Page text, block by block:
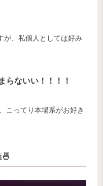
が、私個人としては好み
らないい！！！！
こってり本場系がお好き